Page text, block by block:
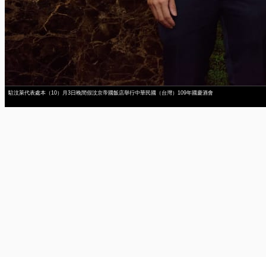
駐汶萊代表處本（10）月3日晚間假汶京帝國飯店舉行中華民國（台灣）109年國慶酒會